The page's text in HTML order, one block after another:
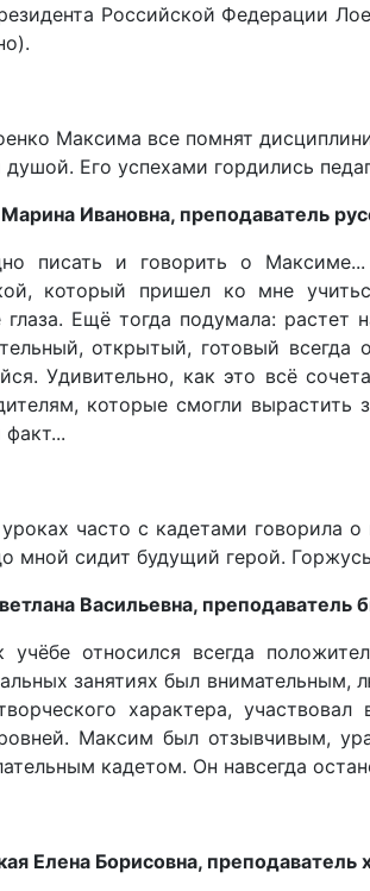
Российской Федерации
Максима все помнят
Его успехами гордились
Ивановна, преподаватель
писать и говорить о
который пришел ко мне
глаза. Ещё тогда подумала:
открытый, готовый
Удивительно, как это всё
которые смогли вырастить
часто с кадетами говорила
мной сидит будущий герой.
Васильевна, преподаватель
учёбе относился всегда
занятиях был
характера,
Максим был отзывчивым,
кадетом. Он навсегда
Елена Борисовна, преподаватель